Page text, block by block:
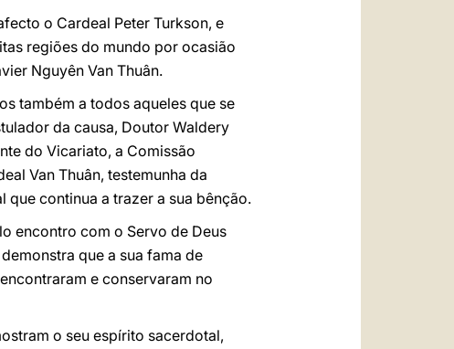
o Cardeal Peter Turkson, e
regiões do mundo por ocasião
Nguyên Van Thuân.
também a todos aqueles que se
da causa, Doutor Waldery
do Vicariato, a Comissão
Van Thuân, testemunha da
que continua a trazer a sua bênção.
encontro com o Servo de Deus
que a sua fama de
e conservaram no
o seu espírito sacerdotal,